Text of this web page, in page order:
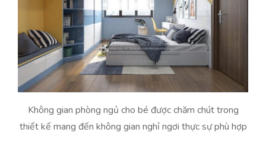
Không gian phòng ngủ cho bé được chăm chút trong
thiết kế mang đến không gian nghỉ ngơi thực sự phù hợp